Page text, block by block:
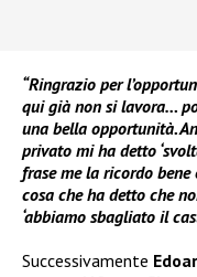
“Ringrazio per
qui già non si lavora…
una bella opportunità.
privato mi ha detto
frase me la ricordo bene
cosa che ha detto che
‘abbiamo sbagliato il
Successivamente